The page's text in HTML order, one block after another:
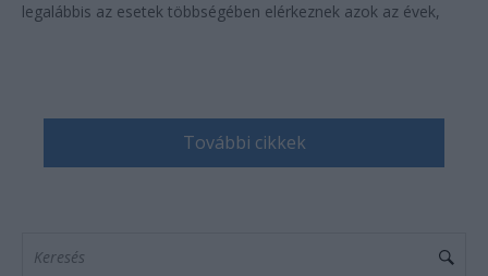
legalábbis az esetek többségében elérkeznek azok az évek,
További cikkek